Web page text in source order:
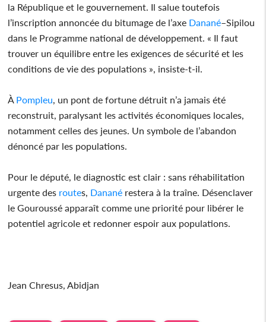
la République et le gouvernement. Il salue toutefois
l’inscription annoncée du bitumage de l’axe Danané–Sipilou
dans le Programme national de développement. « Il faut
trouver un équilibre entre les exigences de sécurité et les
conditions de vie des populations », insiste-t-il.
À Pompleu , un pont de fortune détruit n’a jamais été
reconstruit, paralysant les activités économiques locales,
notamment celles des jeunes. Un symbole de l’abandon
dénoncé par les populations.
Pour le député, le diagnostic est clair : sans réhabilitation
urgente des routes, Danané restera à la traîne. Désenclaver
le Gouroussé apparaît comme une priorité pour libérer le
potentiel agricole et redonner espoir aux populations.
Jean Chresus, Abidjan